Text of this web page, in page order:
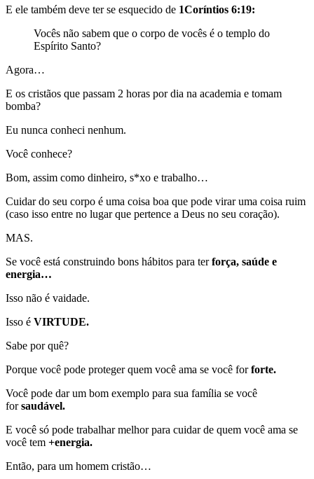
E ele também deve ter se esquecido de 1Coríntios 6:19:
Vocês não sabem que o corpo de vocês é o templo do
Espírito Santo?
Agora…
E os cristãos que passam 2 horas por dia na academia e tomam
bomba?
Eu nunca conheci nenhum.
Você conhece?
Bom, assim como dinheiro, s*xo e trabalho…
Cuidar do seu corpo é uma coisa boa que pode virar uma coisa ruim
(caso isso entre no lugar que pertence a Deus no seu coração).
MAS.
Se você está construindo bons hábitos para terforça, saúde e
energia…
Isso não é vaidade.
Isso é VIRTUDE.
Sabe por quê?
Porque você pode proteger quem você ama se você forforte.
Você pode dar um bom exemplo para sua família se você
forsaudável.
E você só pode trabalhar melhor para cuidar de quem você ama se
você tem +energia.
Então, para um homem cristão…